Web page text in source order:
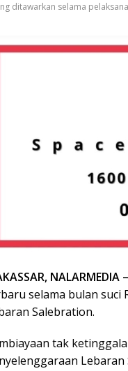
ditawarkan selama
NALARMEDIA
selama bulan suci
Salebration.
tak